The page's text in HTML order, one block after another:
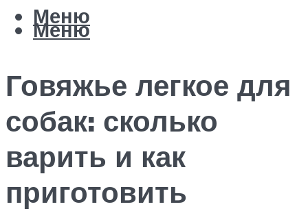
Меню
Меню
Говяжье легкое для
собак: сколько
варить и как
приготовить